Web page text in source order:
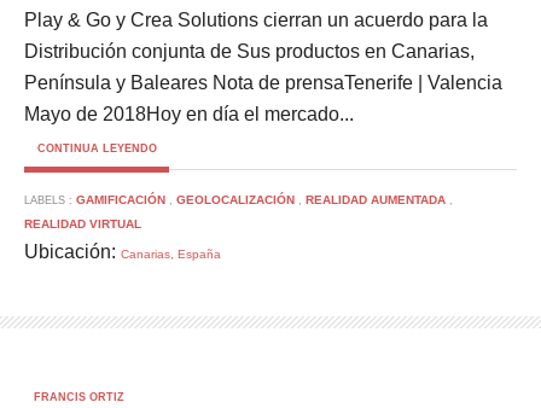
Play & Go y Crea Solutions cierran un acuerdo para la
Distribución conjunta de Sus productos en Canarias,
Península y Baleares Nota de prensaTenerife | Valencia
Mayo de 2018Hoy en día el mercado...
CONTINUA LEYENDO
LABELS : GAMIFICACIÓN , GEOLOCALIZACIÓN , REALIDAD AUMENTADA ,
REALIDAD VIRTUAL
Ubicación: Canarias, España
FRANCIS ORTIZ